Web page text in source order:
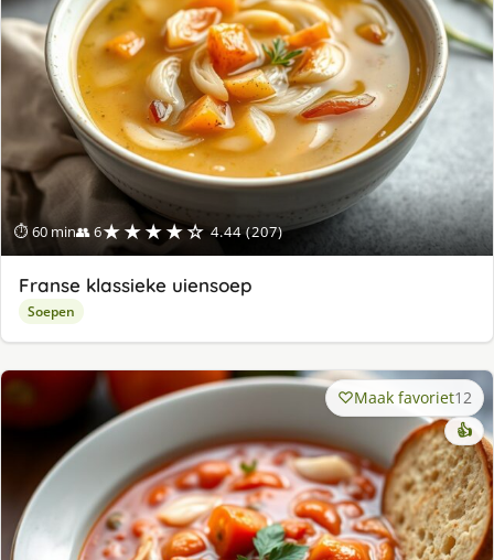
⏱ 60 min👥 6★★★★☆ 4.44 (207)
Franse klassieke uiensoep
Soepen
Maak favoriet12
👍